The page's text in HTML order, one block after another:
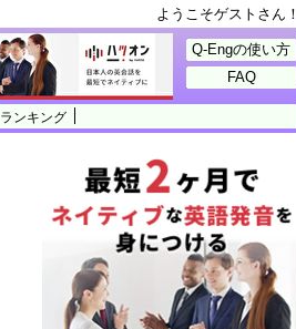
ようこそゲストさん！
ランキング
Q-Engの使い方
FAQ